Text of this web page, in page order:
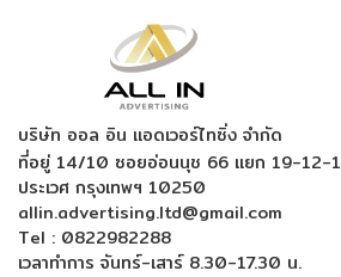
บริษัท ออล อิน แอดเวอร์ไทซิ่ง จำกัด
ที่อยู่ 14/10 ซอยอ่อนนุช 66 แยก 19-12-1
ประเวศ กรุงเทพฯ 10250
allin.advertising.ltd@gmail.com
Tel : 0822982288
เวลาทำการ จันทร์-เสาร์ 8.30-17.30 น.